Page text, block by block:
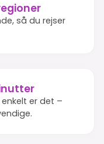
så du rejser
enkelt er det –